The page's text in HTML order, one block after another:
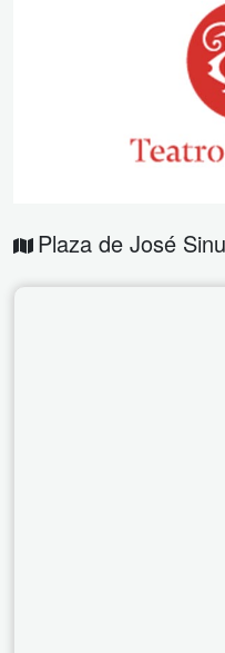
Plaza de José